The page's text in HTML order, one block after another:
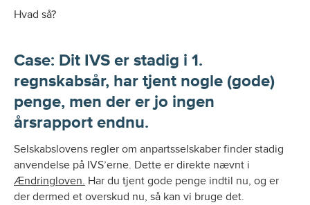
Hvad så?
Case: Dit IVS er stadig i 1.
regnskabsår, har tjent nogle (gode)
penge, men der er jo ingen
årsrapport endnu.
Selskabslovens regler om anpartsselskaber finder stadig
anvendelse på IVS’erne. Dette er direkte nævnt i
Ændringloven. Har du tjent gode penge indtil nu, og er
der dermed et overskud nu, så kan vi bruge det.